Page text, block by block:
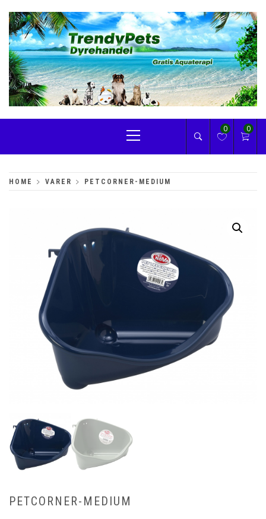
content
TRENDYPETS
Menu
0 0
HOME VARER PETCORNER-MEDIUM
PETCORNER-MEDIUM